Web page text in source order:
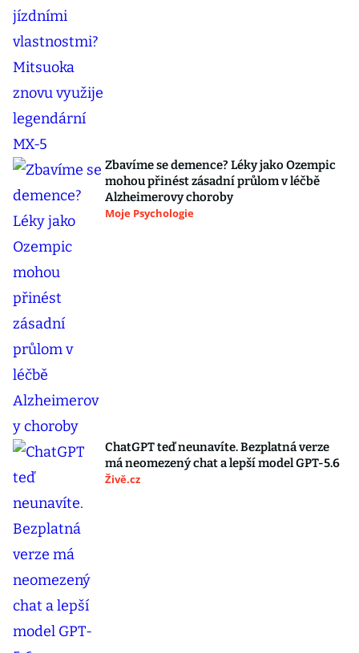
Zbavíme se demence? Léky jako Ozempic
mohou přinést zásadní průlom v léčbě
Alzheimerovy choroby
Moje Psychologie
ChatGPT teď neunavíte. Bezplatná verze
má neomezený chat a lepší model GPT-5.6
Živě.cz